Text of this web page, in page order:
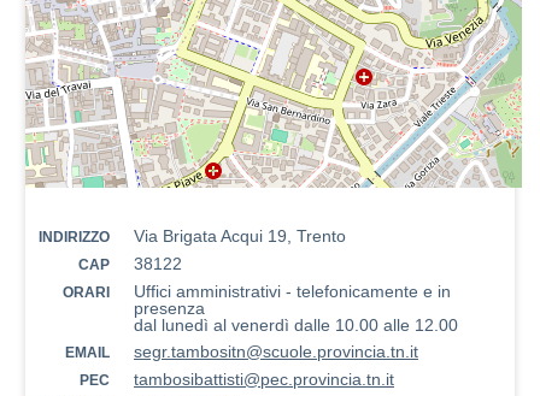
INDIRIZZO Via Brigata Acqui 19, Trento
CAP 38122
ORARI
Uffici amministrativi - telefonicamente e in
presenza
dal lunedì al venerdì dalle 10.00 alle 12.00
EMAIL segr.tambositn@scuole.provincia.tn.it
PEC tambosibattisti@pec.provincia.tn.it